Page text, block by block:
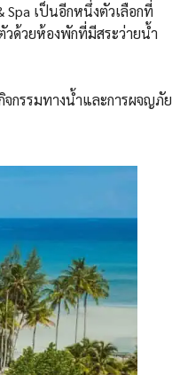
เป็นอีกหนึ่งตัวเลือกที่
ด้วยห้องพักที่มีสระว่ายน้ำ
กรรมทางน้ำและการผจญภัย